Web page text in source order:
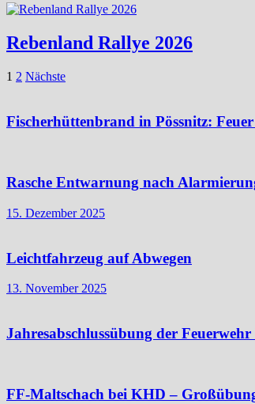
Rebenland Rallye 2026
Seitennummerierung
Beiträge
1 2 Nächste
Fischerhüttenbrand in Pössnitz:
Rasche Entwarnung nach
15. Dezember 2025
Leichtfahrzeug auf Abwegen
13. November 2025
Jahresabschlussübung der
FF-Maltschach bei KHD –